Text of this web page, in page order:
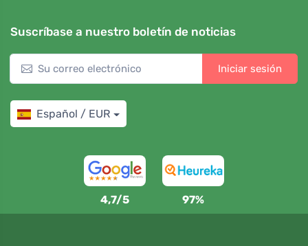
Suscríbase a nuestro boletín de noticias
Iniciar sesión
Español / EUR
4,7/5 97%